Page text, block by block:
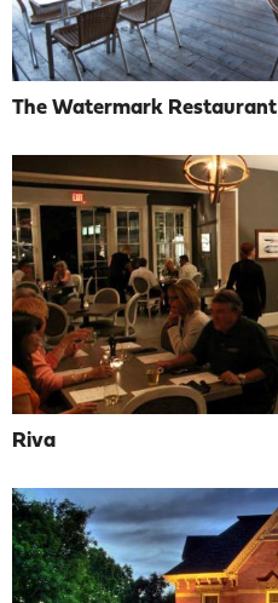
The Watermark Restaurant
Riva